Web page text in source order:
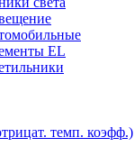
EL
темп. коэфф.)